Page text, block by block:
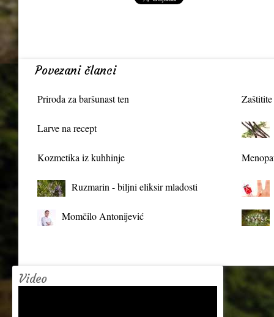
Povezani članci
Priroda za baršunast ten
Larve na recept
Kozmetika iz kuhhinje
Ruzmarin - biljni eliksir mladosti
Momčilo Antonijević
Video